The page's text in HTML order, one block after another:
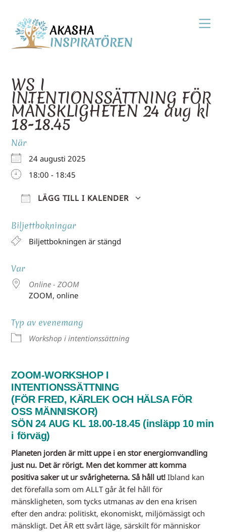
content
WS I
INTENTIONSSÄTTNING FÖR
MÄNSKLIGHETEN 24 aug kl
18-18.45
När
24 augusti 2025
18:00 - 18:45
LÄGG TILL I KALENDER
Biljettbokningar
Biljettbokningen är stängd
Var
Online - ZOOM
ZOOM, online
Typ av evenemang
Workshop i intentionssättning
ZOOM-WORKSHOP I
INTENTIONSSÄTTNING
(FÖR FRED, KÄRLEK OCH HÄLSA FÖR
OSS MÄNNISKOR)
SÖN 24 AUG KL 18.00-18.45 (insläpp 10 min
i förväg)
Planeten jorden är mitt uppe i en stor energiomvandling
just nu. Det är rörigt. Men det kommer att komma
positiva saker ut ur svårigheterna. Så håll ut! Ibland kan
det förefalla som om ALLT går åt fel håll för
mänskligheten, som tycks utmanas av den ena krisen
efter den andra: politiskt, ekonomiskt, miljömässigt och
mänskligt. Det ÄR ett svårt läge, särskilt för människor